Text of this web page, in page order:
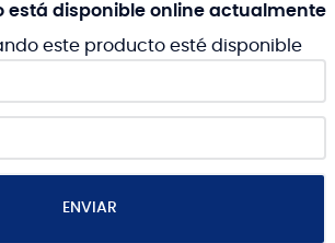
está disponible online actualmente
este producto esté disponible
ENVIAR